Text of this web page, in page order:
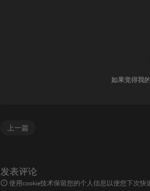
如果觉得我
上一篇
发表评论
使用cookie技术保留您的个人信息以便您下次